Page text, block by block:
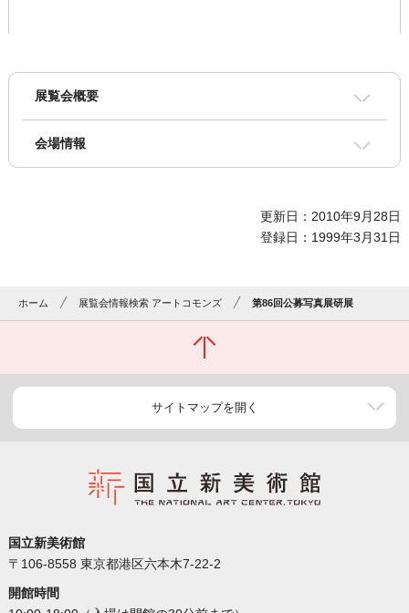
展覧会概要
会場情報
更新日：2010年9月28日
登録日：1999年3月31日
ホーム 展覧会情報検索 アートコモンズ 第86回公募写真展研展
サイトマップを開く
国立新美術館
〒106-8558 東京都港区六本木7-22-2
開館時間